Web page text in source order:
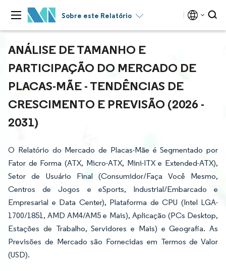
Sobre este Relatório
ANÁLISE DE TAMANHO E
PARTICIPAÇÃO DO MERCADO DE
PLACAS-MÃE - TENDÊNCIAS DE
CRESCIMENTO E PREVISÃO (2026 -
2031)
O Relatório do Mercado de Placas-Mãe é Segmentado por
Fator de Forma (ATX, Micro-ATX, Mini-ITX e Extended-ATX),
Setor de Usuário Final (Consumidor/Faça Você Mesmo,
Centros de Jogos e eSports, Industrial/Embarcado e
Empresarial e Data Center), Plataforma de CPU (Intel LGA-
1700/1851, AMD AM4/AM5 e Mais), Aplicação (PCs Desktop,
Estações de Trabalho, Servidores e Mais) e Geografia. As
Previsões de Mercado são Fornecidas em Termos de Valor
(USD).